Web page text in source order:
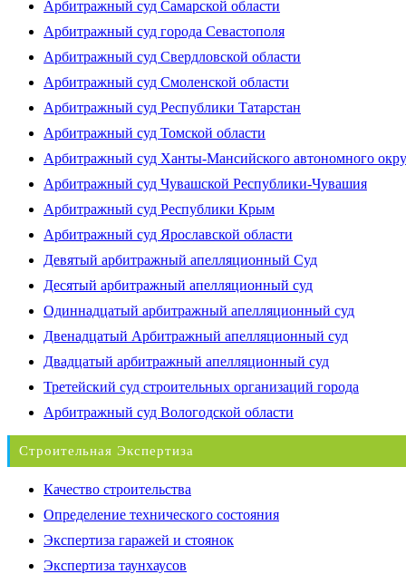
Арбитражный суд Самарской области
Арбитражный суд города Севастополя
Арбитражный суд Свердловской области
Арбитражный суд Смоленской области
Арбитражный суд Республики Татарстан
Арбитражный суд Томской области
Арбитражный суд Ханты-Мансийского автономного
Арбитражный суд Чувашской Республики-Чувашия
Арбитражный суд Республики Крым
Арбитражный суд Ярославской области
Девятый арбитражный апелляционный Суд
Десятый арбитражный апелляционный суд
Одиннадцатый арбитражный апелляционный суд
Двенадцатый Арбитражный апелляционный суд
Двадцатый арбитражный апелляционный суд
Третейский суд строительных организаций города
Арбитражный суд Вологодской области
Строительная Экспертиза
Качество строительства
Определение технического состояния
Экспертиза гаражей и стоянок
Экспертиза таунхаусов